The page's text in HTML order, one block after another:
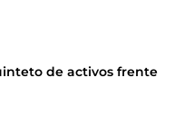
de activos frente